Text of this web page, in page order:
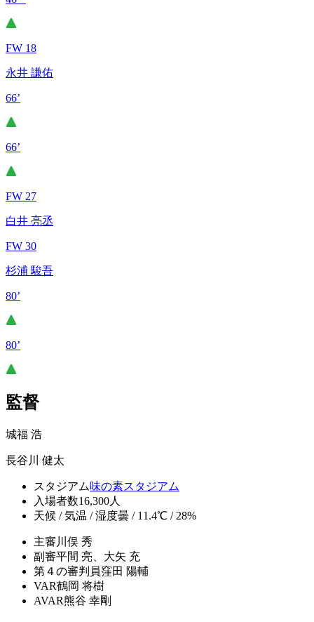
FW 18
永井 謙佑
66’
66’
FW 27
白井 亮丞
FW 30
杉浦 駿吾
80’
80’
監督
城福 浩
長谷川 健太
スタジアム味の素スタジアム
入場者数16,300人
天候 / 気温 / 湿度曇 / 11.4℃ / 28%
主審 川俣 秀
副審平間 亮、大矢 充
第４の審判員窪田 陽輔
VAR鶴岡 将樹
AVAR熊谷 幸剛